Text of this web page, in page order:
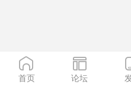
首页 论坛